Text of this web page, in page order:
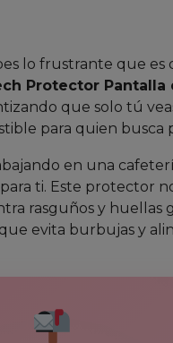
lo frustrante que
Protector Pantalla
que solo tú
para quien
en una
ti. Este protector
rasguños y huellas
evita burbujas y